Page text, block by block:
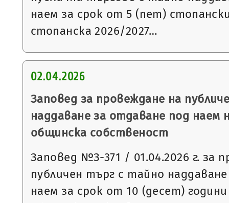
наем за срок от 5 (пет)
стопанска 2026/2027…
02.04.2026
Заповед за провеждане на
наддаване за отдаване под наем
общинска собственост
Заповед №З-371 / 01.04.2026 г. за
публичен търг с тайно
наем за срок от 10 (десет)